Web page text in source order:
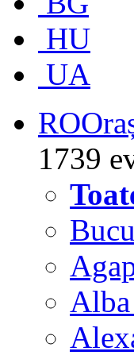
HU
UA
RO
1739